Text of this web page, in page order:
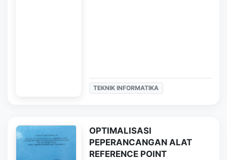
TEKNIK INFORMATIKA
OPTIMALISASI
PEPERANCANGAN ALAT
REFERENCE POINT